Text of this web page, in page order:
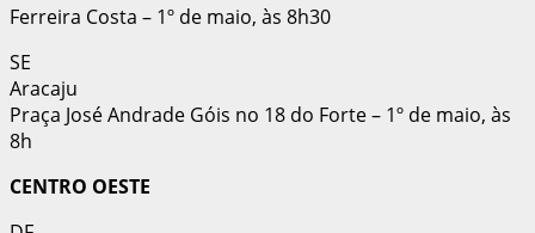
Ferreira Costa – 1º de maio, às 8h30
SE
Aracaju
Praça José Andrade Góis no 18 do Forte – 1º de maio, às
8h
CENTRO OESTE